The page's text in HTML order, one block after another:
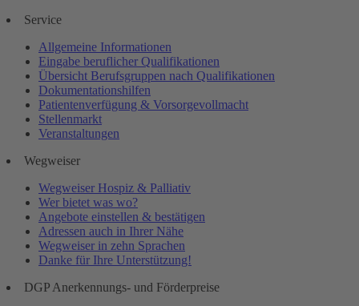
Service
Allgemeine Informationen
Eingabe beruflicher Qualifikationen
Übersicht Berufsgruppen nach Qualifikationen
Dokumentationshilfen
Patientenverfügung & Vorsorgevollmacht
Stellenmarkt
Veranstaltungen
Wegweiser
Wegweiser Hospiz & Palliativ
Wer bietet was wo?
Angebote einstellen & bestätigen
Adressen auch in Ihrer Nähe
Wegweiser in zehn Sprachen
Danke für Ihre Unterstützung!
DGP Anerkennungs- und Förderpreise